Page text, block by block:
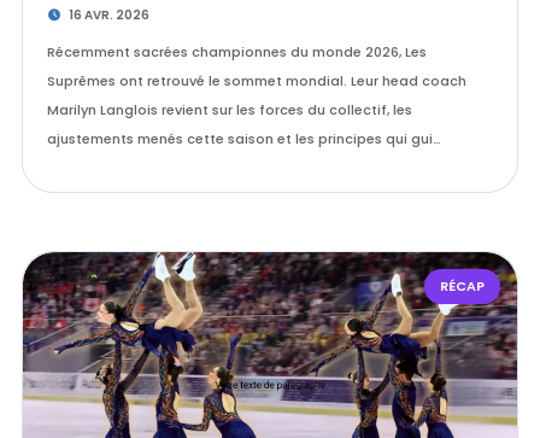
16 AVR. 2026
Récemment sacrées championnes du monde 2026, Les
Suprêmes ont retrouvé le sommet mondial. Leur head coach
Marilyn Langlois revient sur les forces du collectif, les
ajustements menés cette saison et les principes qui gui…
RÉCAP